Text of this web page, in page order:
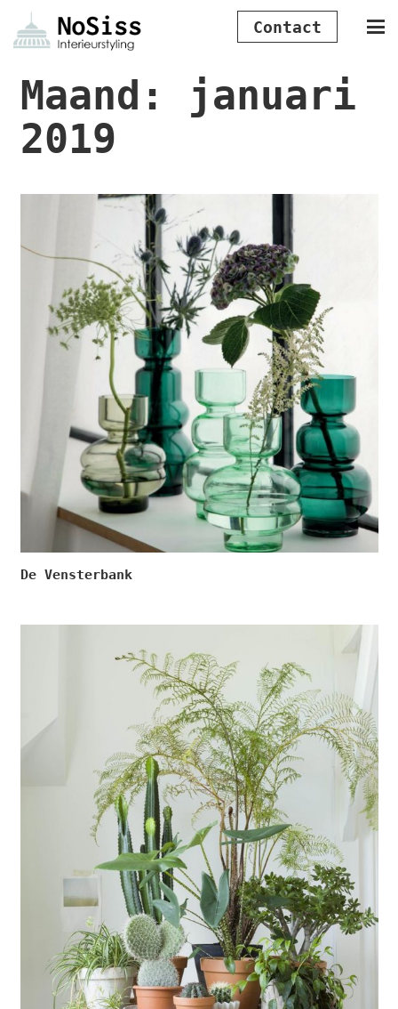
Contact
Maand:
januari
2019
De Vensterbank